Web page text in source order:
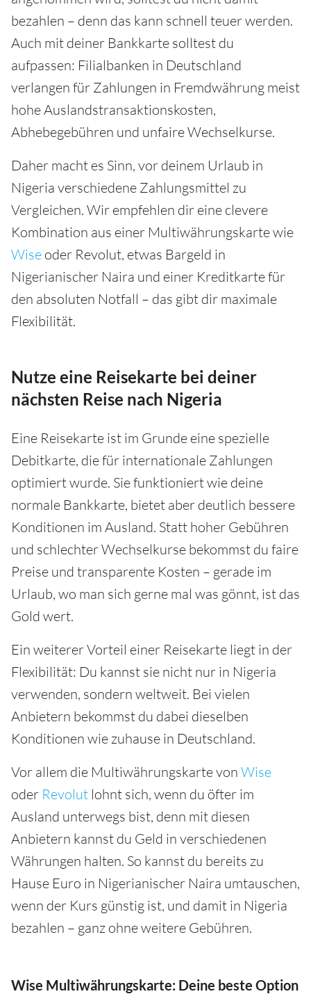
bezahlen – denn das kann schnell teuer werden.
Auch mit deiner Bankkarte solltest du
aufpassen: Filialbanken in Deutschland
verlangen für Zahlungen in Fremdwährung meist
hohe Auslandstransaktionskosten,
Abhebegebühren und unfaire Wechselkurse.
Daher macht es Sinn, vor deinem Urlaub in
Nigeria verschiedene Zahlungsmittel zu
Vergleichen. Wir empfehlen dir eine clevere
Kombination aus einer Multiwährungskarte wie
Wise oder Revolut, etwas Bargeld in
Nigerianischer Naira und einer Kreditkarte für
den absoluten Notfall – das gibt dir maximale
Flexibilität.
Nutze eine Reisekarte bei deiner
nächsten Reise nach Nigeria
Eine Reisekarte ist im Grunde eine spezielle
Debitkarte, die für internationale Zahlungen
optimiert wurde. Sie funktioniert wie deine
normale Bankkarte, bietet aber deutlich bessere
Konditionen im Ausland. Statt hoher Gebühren
und schlechter Wechselkurse bekommst du faire
Preise und transparente Kosten – gerade im
Urlaub, wo man sich gerne mal was gönnt, ist das
Gold wert.
Ein weiterer Vorteil einer Reisekarte liegt in der
Flexibilität: Du kannst sie nicht nur in Nigeria
verwenden, sondern weltweit. Bei vielen
Anbietern bekommst du dabei dieselben
Konditionen wie zuhause in Deutschland.
Vor allem die Multiwährungskarte von Wise
oder Revolut lohnt sich, wenn du öfter im
Ausland unterwegs bist, denn mit diesen
Anbietern kannst du Geld in verschiedenen
Währungen halten. So kannst du bereits zu
Hause Euro in Nigerianischer Naira umtauschen,
wenn der Kurs günstig ist, und damit in Nigeria
bezahlen – ganz ohne weitere Gebühren.
Wise Multiwährungskarte: Deine beste Option